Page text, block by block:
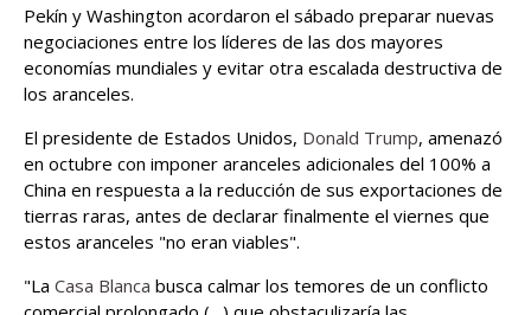
Pekín y Washington acordaron el sábado preparar nuevas
negociaciones entre los líderes de las dos mayores
economías mundiales y evitar otra escalada destructiva de
los aranceles.
El presidente de Estados Unidos, Donald Trump, amenazó
en octubre con imponer aranceles adicionales del 100% a
China en respuesta a la reducción de sus exportaciones de
tierras raras, antes de declarar finalmente el viernes que
estos aranceles "no eran viables".
"La Casa Blanca busca calmar los temores de un conflicto